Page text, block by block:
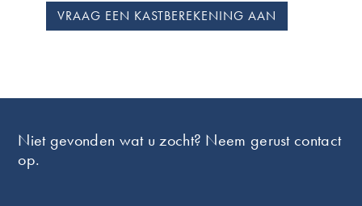
VRAAG EEN KASTBEREKENING AAN
Niet gevonden wat u zocht? Neem gerust contact
op.